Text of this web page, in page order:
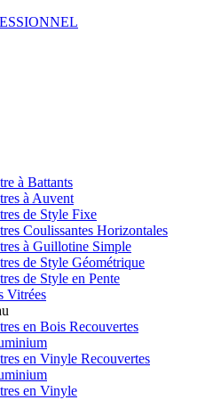
à Battants
à Auvent
de Style Fixe
Coulissantes Horizontales
à Guillotine Simple
de Style Géométrique
de Style en Pente
Vitrées
en Bois Recouvertes
en Vinyle Recouvertes
en Vinyle